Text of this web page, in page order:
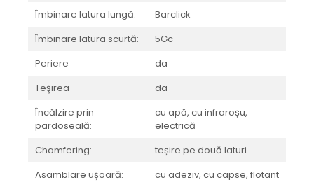
LUMINESCENE
MAKRANA
MARQUINA
MORPHIC
NAVONA SOFT
NAVONA VEIN
NEREIDI
ANTIQUA
BRERA
CALACATA VIOLA
CALACATTA
CALACATTA OCEANIC
CAMPIGIANE
CARDOSIA
Îmbinare latura lungă:
Barclick
Îmbinare latura scurtă:
5Gc
Periere
da
Teşirea
da
Încălzire prin
pardoseală:
cu apă, cu infraroșu,
electrică
Chamfering:
teșire pe două laturi
Asamblare ușoară:
cu adeziv, cu capse, flotant